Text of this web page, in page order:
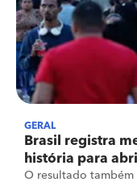
GERAL
Brasil registra
história para
O resultado